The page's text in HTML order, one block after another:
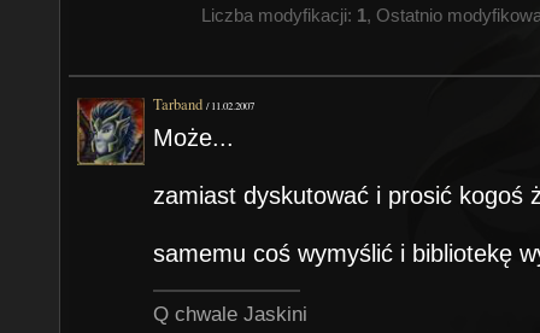
Liczba modyfikacji: 1, Ostatnio
Tarband /11.02.2007
Może...
zamiast dyskutować i prosić kogoś
samemu coś wymyślić i bibliotekę
Q chwale Jaskini